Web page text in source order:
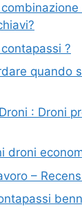
?
quando
: Droni
droni
–